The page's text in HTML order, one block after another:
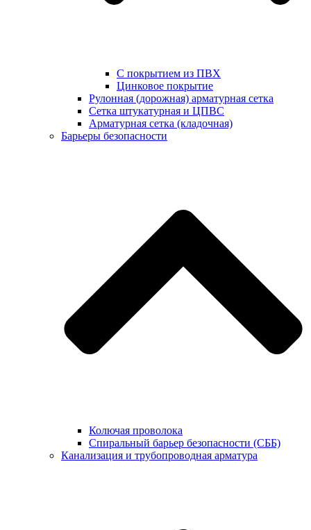
С покрытием из ПВХ
Цинковое покрытие
Рулонная (дорожная) арматурная сетка
Сетка штукатурная и ЦПВС
Арматурная сетка (кладочная)
Барьеры безопасности
Колючая проволока
Спиральный барьер безопасности (СББ)
Канализация и трубопроводная арматура